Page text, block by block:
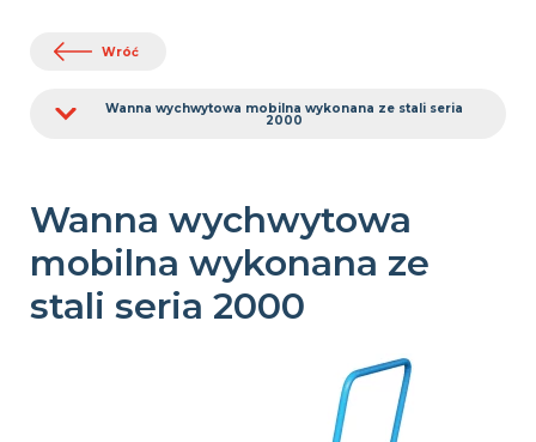
Wróć
Wanna wychwytowa mobilna wykonana ze stali seria
2000
Wanna wychwytowa
mobilna wykonana ze
stali seria 2000